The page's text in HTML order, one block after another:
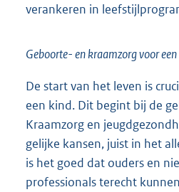
verankeren in
Geboorte- en kraamzorg voor
De start van het leven is
een kind. Dit begint bij de
Kraamzorg en
gelijke kansen, juist in het
is het goed dat ouders en
professionals terecht